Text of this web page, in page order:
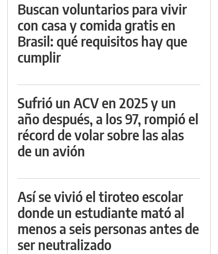
Buscan voluntarios para vivir
con casa y comida gratis en
Brasil: qué requisitos hay que
cumplir
Sufrió un ACV en 2025 y un
año después, a los 97, rompió el
récord de volar sobre las alas
de un avión
Así se vivió el tiroteo escolar
donde un estudiante mató al
menos a seis personas antes de
ser neutralizado